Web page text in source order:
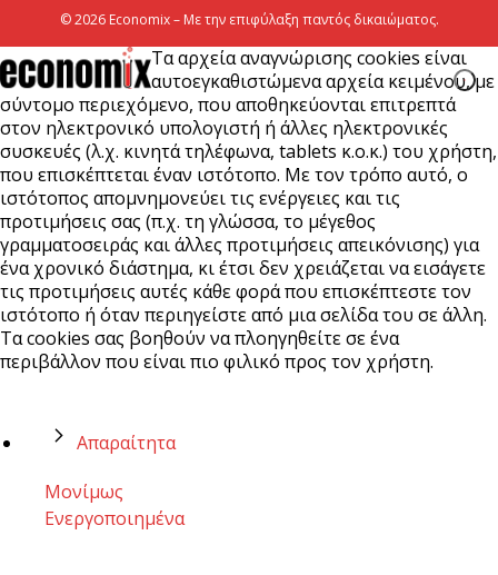
© 2026 Economix – Με την επιφύλαξη παντός δικαιώματος.
Τα αρχεία αναγνώρισης cookies είναι
αυτοεγκαθιστώμενα αρχεία κειμένου, με
σύντομο περιεχόμενο, που αποθηκεύονται επιτρεπτά
στον ηλεκτρονικό υπολογιστή ή άλλες ηλεκτρονικές
συσκευές (λ.χ. κινητά τηλέφωνα, tablets κ.ο.κ.) του χρήστη,
που επισκέπτεται έναν ιστότοπο. Με τον τρόπο αυτό, ο
ιστότοπος απομνημονεύει τις ενέργειες και τις
προτιμήσεις σας (π.χ. τη γλώσσα, το μέγεθος
γραμματοσειράς και άλλες προτιμήσεις απεικόνισης) για
ένα χρονικό διάστημα, κι έτσι δεν χρειάζεται να εισάγετε
τις προτιμήσεις αυτές κάθε φορά που επισκέπτεστε τον
ιστότοπο ή όταν περιηγείστε από μια σελίδα του σε άλλη.
Τα cookies σας βοηθούν να πλοηγηθείτε σε ένα
περιβάλλον που είναι πιο φιλικό προς τον χρήστη.
Απαραίτητα
Μονίμως
Ενεργοποιημένα